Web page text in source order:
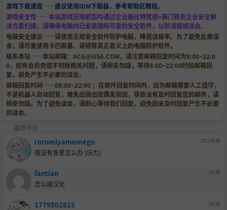
游戏下载速度——建议使用IDM下载器，参考帮助区教程。
游戏安全性——本站游戏压缩前后均通过企业版比特梵德+赛门铁克企业安全解
决方案扫描，请确保电脑内已安装国际可靠的安全软件，以防误报或误会。
电脑安全建议——请使用正规安全软件防护电脑，降低误报率。为了避免此类误
会，请尽量使用卡巴斯基、诺顿等真正意义上的电脑防护软件。
联系本站——本站邮箱： ACG@USA.COM，请注意邮箱回复时间为8:00~22:0
0，如有会员充值不到账相关问题，请稍安勿躁，等待8:00~22:00时段邮箱回
复，避免产生不必要的误会。
邮箱回复时间——08:00~22:00 ；在邮件回复时间内，因为邮箱需要人工值守，
不是机器人自动回复，难免出现出现偶发原因，导致没有及时回复您的邮件，请
稍安勿躁。为了避免误会，请耐心等待我们回复，避免因未及时回复产生不必要
的误会。
最新评论
roromiyamemego 23小时前
我没有准星怎么办 [压力]
fantian 2天前
怎么搞汉化
1779502815 3天前